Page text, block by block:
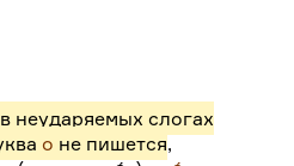
неударяемых слогах
о не пишется,